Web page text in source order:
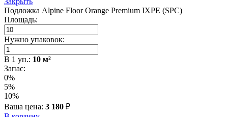
Подложка Alpine Floor Orange Premium IXPE (SPC)
Площадь:
Нужно упаковок:
В 1 уп.: 10 м²
Запас:
0%
5%
10%
Ваша цена: 3 180 ₽